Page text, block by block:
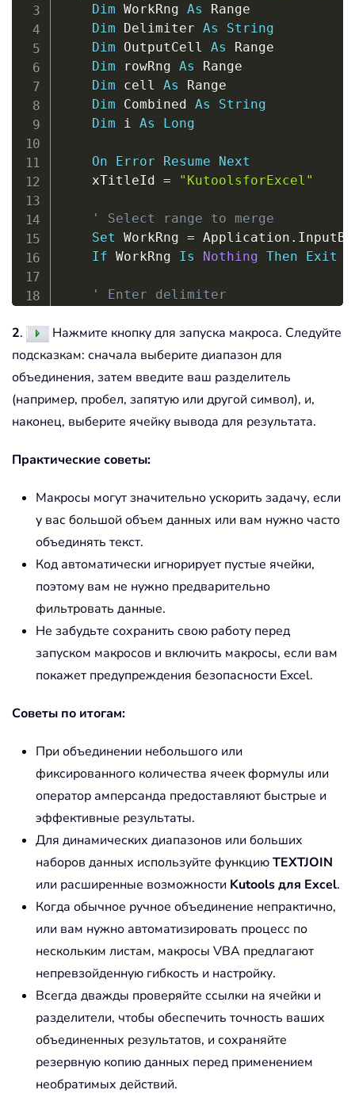
Dim WorkRng As Range
Dim Delimiter As
String
Dim OutputCell As Range
Dim rowRng As Range
Dim cell As Range
Dim Combined As
String
Dim i As Long
On Error Resume
Next
    xTitleId
= "KutoolsforExcel"
' Select range to merge
Set WorkRng = Application .
If WorkRng Is Nothing Then Exit
' Enter delimiter
' Select output starting cell
On Error GoTo 0
For i = 1 To WorkRng.Rows.Count
        Combined
= ""
For
If cell.Value <> ""
Next
' Remove trailing delimiter
If Len(Combined) > 0 Then
End
        OutputCell
.Offset
Next i
End Sub
2.
Нажмите кнопку для запуска макроса. Следуйте
подсказкам: сначала выберите диапазон для
объединения, затем введите ваш разделитель
(например, пробел, запятую или другой символ), и,
наконец, выберите ячейку вывода для результата.
Практические советы:
Макросы могут значительно ускорить задачу, если
у вас большой объем данных или вам нужно часто
объединять текст.
Код автоматически игнорирует пустые ячейки,
поэтому вам не нужно предварительно
фильтровать данные.
Не забудьте сохранить свою работу перед
запуском макросов и включить макросы, если вам
покажет предупреждения безопасности Excel.
Советы по итогам:
При объединении небольшого или
фиксированного количества ячеек формулы или
оператор амперсанда предоставляют быстрые и
эффективные результаты.
Для динамических диапазонов или больших
наборов данных используйте функциюTEXTJOIN
или расширенные возможности Kutools для Excel.
Когда обычное ручное объединение непрактично,
или вам нужно автоматизировать процесс по
нескольким листам, макросы VBA предлагают
непревзойденную гибкость и настройку.
Всегда дважды проверяйте ссылки на ячейки и
разделители, чтобы обеспечить точность ваших
объединенных результатов, и сохраняйте
резервную копию данных перед применением
необратимых действий.